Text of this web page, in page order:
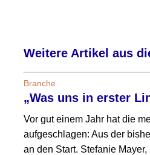
Weitere Artikel aus
Branche
„Was uns in erster
Vor gut einem Jahr hat die
aufgeschlagen: Aus der
an den Start. Stefanie